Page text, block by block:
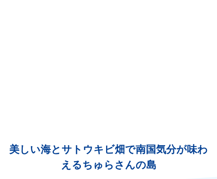
美しい海とサトウキビ畑で南国気分が味わ
えるちゅらさんの島